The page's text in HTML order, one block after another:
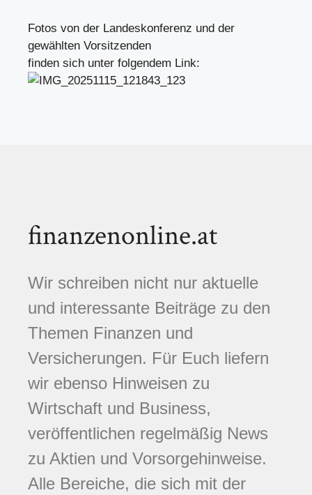
Fotos von der Landeskonferenz und der
gewählten Vorsitzenden
finden sich unter folgendem Link:
finanzenonline.at
Wir schreiben nicht nur aktuelle
und interessante Beiträge zu den
Themen Finanzen und
Versicherungen. Für Euch liefern
wir ebenso Hinweisen zu
Wirtschaft und Business,
veröffentlichen regelmäßig News
zu Aktien und Vorsorgehinweise.
Alle Bereiche, die sich mit der